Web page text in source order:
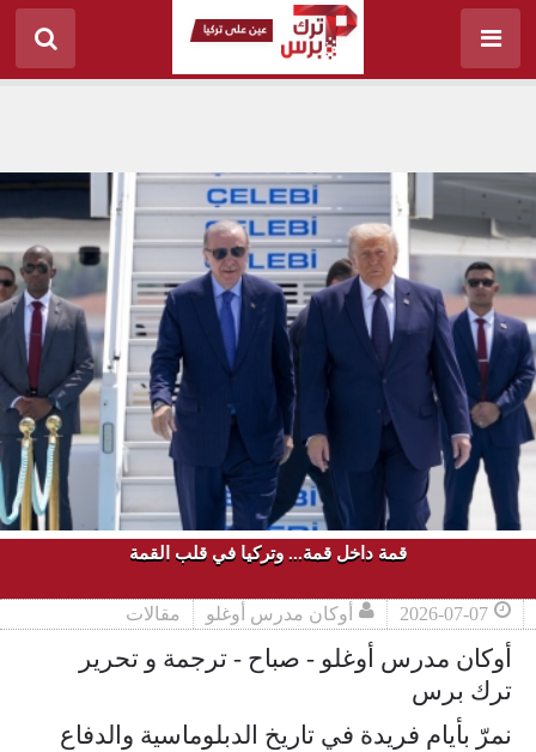
قمة داخل قمة... وتركيا في قلب القمة
2026-07-07 أوكان مدرس أوغلو مقالات
أوكان مدرس أوغلو - صباح - ترجمة و تحرير
ترك برس
نمرّ بأيام فريدة في تاريخ الدبلوماسية والدفاع